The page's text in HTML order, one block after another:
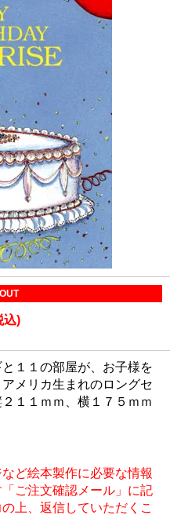
込)
１１の部屋が、お子様を
メリカ生まれのロングセ
１１ｍｍ、横１７５ｍｍ
ど絵本製作に必要な情報
ご注文確認メール」に記
上、返信していただくこ